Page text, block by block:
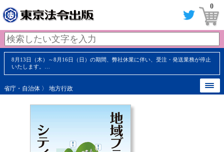
0
8月13日（木）～8月16日（日）の期間、弊社休業に伴い、受注・発送業務が停止
いたします。…
省庁・自治体 〉 地方行政